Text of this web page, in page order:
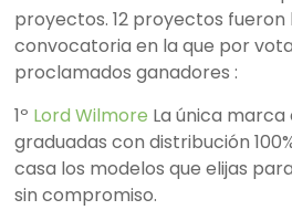
proyectos. 12 proyectos fueron
convocatoria en la que por
proclamados ganadores :
1º Lord Wilmore La única
graduadas con distribución
casa los modelos que elijas
sin compromiso.